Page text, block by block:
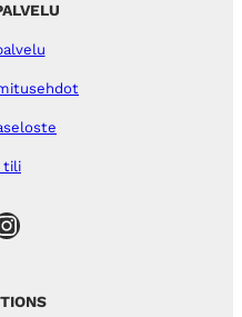
tili